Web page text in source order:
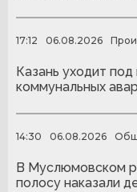
17:12 06.08.2026
Казань уходит
коммунальных
14:30 06.08.2026
В Муслюмовском
полосу наказали